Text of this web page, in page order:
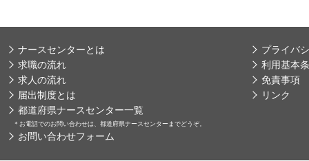
ナースセンターとは
求職の流れ
求人の流れ
届出制度とは
都道府県ナースセンター一覧
＊ お電話でのお問い合わせは、都道府県ナースセンターまでどうぞ。
お問い合わせフォーム
プライバ
利用基本
免責事項
リンク